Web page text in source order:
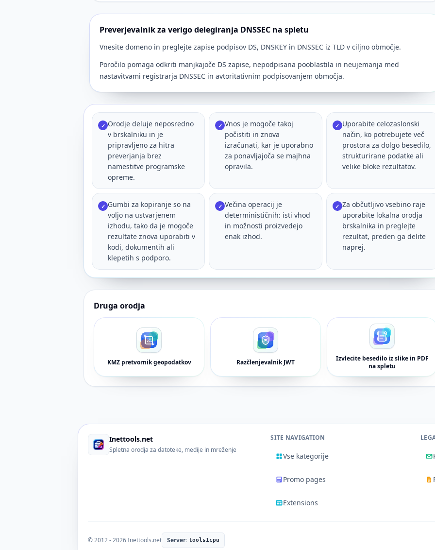
Preverjevalnik za verigo delegiranja DNSSEC na spletu
Vnesite domeno in preglejte zapise podpisov DS, DNSKEY in DNSSEC iz TLD v ciljno območje.
Poročilo pomaga odkriti manjkajoče DS zapise, nepodpisana pooblastila in neujemanja med
nastavitvami registrarja DNSSEC in avtoritativnim podpisovanjem območja.
✓ Orodje deluje neposredno
v brskalniku in je
pripravljeno za hitra
preverjanja brez
namestitve programske
opreme.
✓ Vnos je mogoče takoj
počistiti in znova
izračunati, kar je uporabno
za ponavljajoča se majhna
opravila.
✓ Uporabite celozaslonski
način, ko potrebujete več
prostora za dolgo besedilo,
strukturirane podatke ali
velike bloke rezultatov.
✓ Gumbi za kopiranje so na
voljo na ustvarjenem
izhodu, tako da je mogoče
rezultate znova uporabiti v
kodi, dokumentih ali
klepetih s podporo.
✓ Večina operacij je
determinističnih: isti vhod
in možnosti proizvedejo
enak izhod.
✓ Za občutljivo vsebino raje
uporabite lokalna orodja
brskalnika in preglejte
rezultat, preden ga delite
naprej.
Druga orodja
KMZ pretvornik geopodatkov Razčlenjevalnik JWT
Izvlecite besedilo iz slike in PDF
na spletu
Inettools.net
Spletna orodja za datoteke, medije in mreženje
SITE NAVIGATION
Vse kategorije
Promo pages
Extensions
© 2012 - 2026 Inettools.net Server: tools1cpu